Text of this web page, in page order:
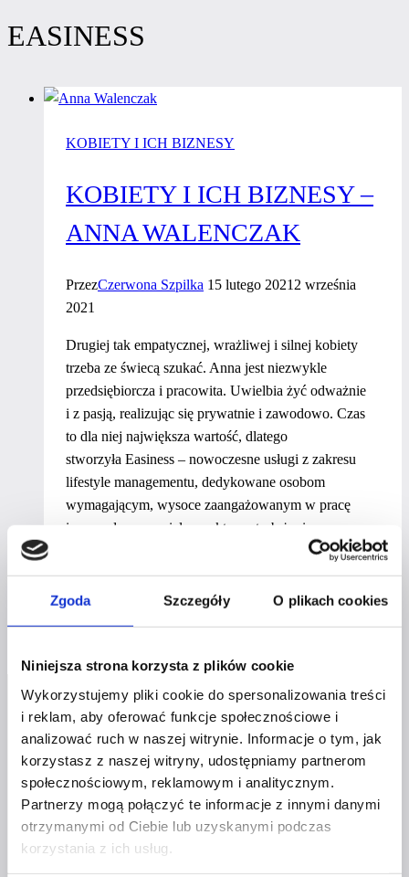
Zgoda Szczegóły O plikach cookies
Niniejsza strona korzysta z plików cookie
Wykorzystujemy pliki cookie do spersonalizowania treści
i reklam, aby oferować funkcje społecznościowe i
analizować ruch w naszej witrynie. Informacje o tym, jak
korzystasz z naszej witryny, udostępniamy partnerom
społecznościowym, reklamowym i analitycznym.
Partnerzy mogą połączyć te informacje z innymi danymi
otrzymanymi od Ciebie lub uzyskanymi podczas
korzystania z ich usług.
EASINESS
KOBIETY I ICH BIZNESY
KOBIETY I ICH BIZNESY –
ANNA WALENCZAK
PrzezCzerwona Szpilka 15 lutego 2021 2 września
2021
Drugiej tak empatycznej, wrażliwej i silnej kobiety
trzeba ze świecą szukać. Anna jest niezwykle
przedsiębiorcza i pracowita. Uwielbia żyć odważnie
i z pasją, realizując się prywatnie i zawodowo. Czas
to dla niej największa wartość, dlatego
stworzyła Easiness – nowoczesne usługi z zakresu
lifestyle managementu, dedykowane osobom
wymagającym, wysoce zaangażowanym w pracę
i prowadzącym wieloaspektowy tryb życia.
Dowiedz się więcej
i ich
biznesy
Anna
Walenczak
Profil facebook Czerwona
Szpilka
Profil instagram Czerwona